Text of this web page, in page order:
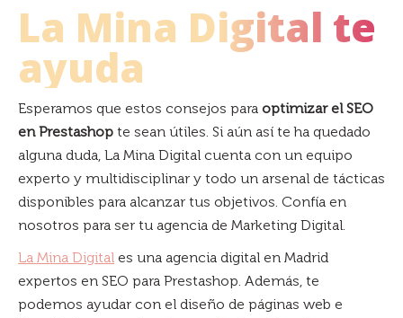
La Mina Digital te
ayuda
Esperamos que estos consejos para optimizar el SEO
en Prestashop te sean útiles. Si aún así te ha quedado
alguna duda, La Mina Digital cuenta con un equipo
experto y multidisciplinar y todo un arsenal de tácticas
disponibles para alcanzar tus objetivos. Confía en
nosotros para ser tu agencia de Marketing Digital.
La Mina Digital es una agencia digital en Madrid
expertos en SEO para Prestashop. Además, te
podemos ayudar con el diseño de páginas web e